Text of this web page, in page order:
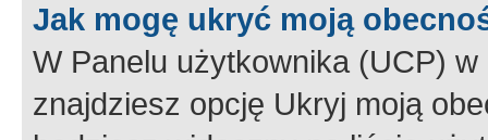
Jak mogę ukryć moją
W Panelu użytkownika (UCP) w
znajdziesz opcję Ukryj moją